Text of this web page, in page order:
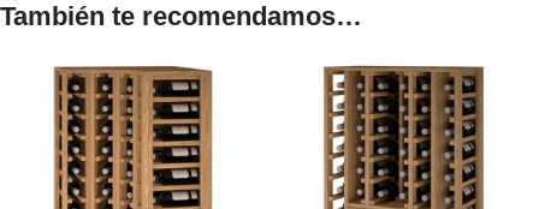
También te recomendamos…